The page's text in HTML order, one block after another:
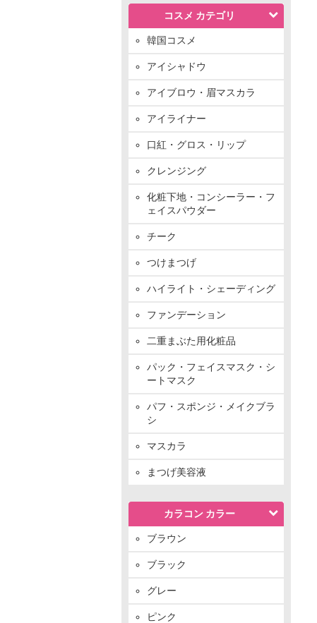
コスメ カテゴリ
韓国コスメ
アイシャドウ
アイブロウ・眉マスカラ
アイライナー
口紅・グロス・リップ
クレンジング
化粧下地・コンシーラー・フ
ェイスパウダー
チーク
つけまつげ
ハイライト・シェーディング
ファンデーション
二重まぶた用化粧品
パック・フェイスマスク・シ
ートマスク
パフ・スポンジ・メイクブラ
シ
マスカラ
まつげ美容液
カラコン カラー
ブラウン
ブラック
グレー
ピンク